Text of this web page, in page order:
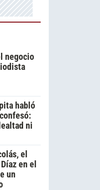
negocio
habló
ni
el
en el
un